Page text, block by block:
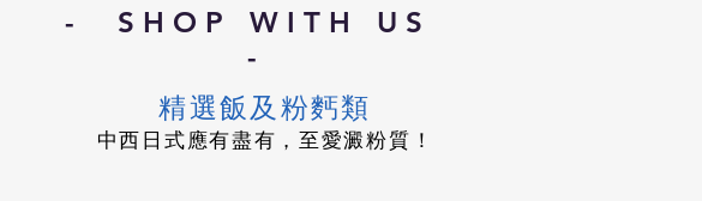
- SHOP WITH US
-
精選飯及粉麫類
中西日式應有盡有，至愛澱粉質！